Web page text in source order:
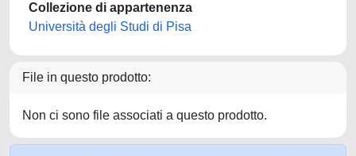
Collezione di appartenenza
Università degli Studi di Pisa
File in questo prodotto:
Non ci sono file associati a questo prodotto.